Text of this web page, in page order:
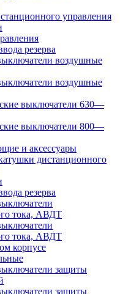
управления
резерва
воздушные
воздушные
выключатели 630—
выключатели 800—
и аксессуары
дистанционного
резерва
тока, АВДТ
тока, АВДТ
корпусе
защиты
защиты